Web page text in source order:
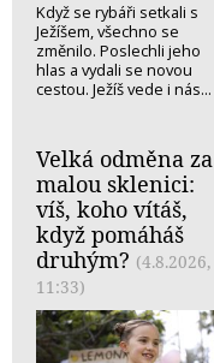
Když se rybáři setkali s
Ježíšem, všechno se
změnilo. Poslechli jeho
hlas a vydali se novou
cestou. Ježíš vede i nás...
Velká odměna za
malou sklenici:
víš, koho vítáš,
když pomáháš
druhým? (4.8.2026,
11:33)